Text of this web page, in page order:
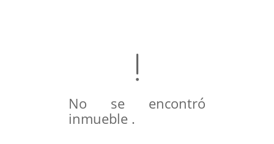
No se encontró
inmueble .